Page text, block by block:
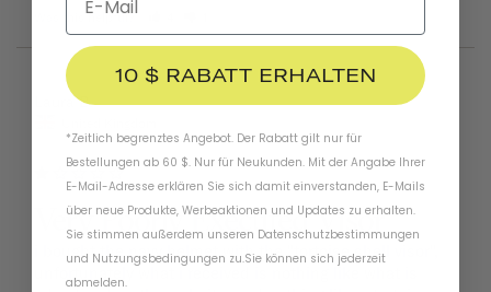
Was this helpful?
08/09/2024
Laura B.
Very Poorly Executed Visor
i bought the navy helmet with the "tortoise shell visor",
unfortunately what i received is nothing like what is
10 $ RABATT ERHALTEN
*Zeitlich begrenztes Angebot. Der Rabatt gilt nur für
Bestellungen ab 60 $. Nur für Neukunden. Mit der Angabe Ihrer
E-Mail-Adresse erklären Sie sich damit einverstanden, E-Mails
über neue Produkte, Werbeaktionen und Updates zu erhalten.
Sie stimmen außerdem unseren Datenschutzbestimmungen
und Nutzungsbedingungen zu.Sie können sich jederzeit
abmelden.